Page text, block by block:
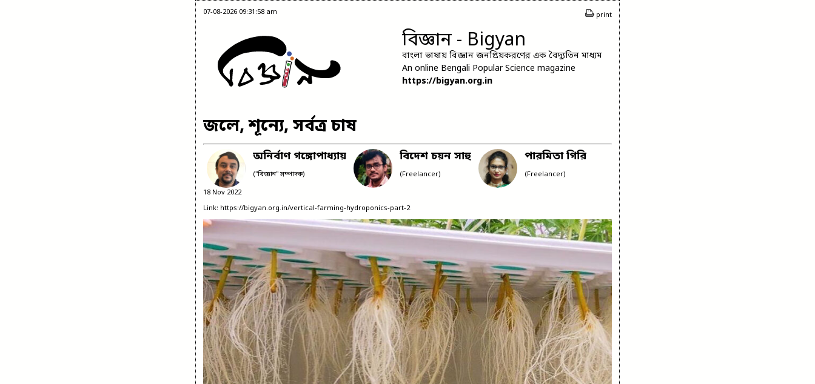
07-08-2026 09:31:58 am print
বিজ্ঞান - Bigyan
বাংলা ভাষায় বিজ্ঞান জনপ্রিয়করণের এক বৈদ্যুতিন মাধ্যম
An online Bengali Popular Science magazine
https://bigyan.org.in
জলে, শূন্যে, সর্বত্র চাষ
অনির্বাণ গঙ্গোপাধ্যায়
("বিজ্ঞান" সম্পাদক)
বিদেশ চয়ন সাহু
(Freelancer)
পারমিতা গিরি
(Freelancer)
18 Nov 2022
Link: https://bigyan.org.in/vertical-farming-hydroponics-part-2